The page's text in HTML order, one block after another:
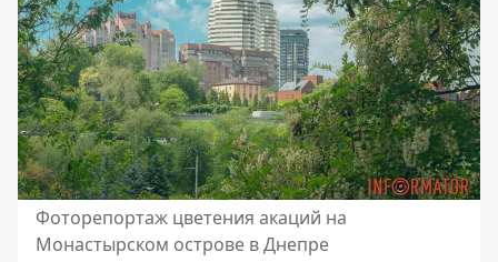
Фоторепортаж цветения акаций на
Монастырском острове в Днепре